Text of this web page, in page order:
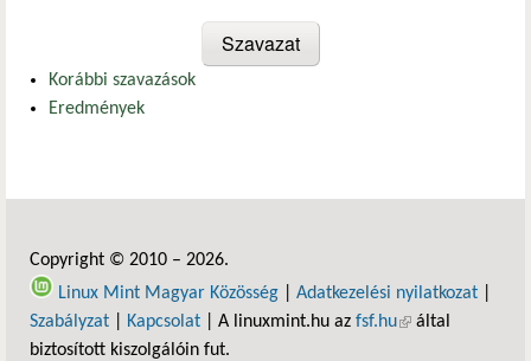
Korábbi szavazások
Eredmények
Copyright © 2010 – 2026.
Linux Mint Magyar Közösség
Adatkezelési nyilatkozat
Szabályzat
Kapcsolat | A linuxmint.hu az fsf.hu(külső hivatkozás)
által
biztosított kiszolgálóin fut.